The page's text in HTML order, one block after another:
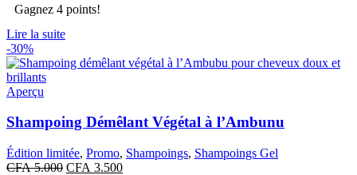
Gagnez 4 points!
Lire la suite
-30%
Aperçu
Shampoing Démêlant Végétal à l’Ambunu
Édition limitée, Promo, Shampoings, Shampoings Gel
CFA5.000 Le
CFA 3.500Le